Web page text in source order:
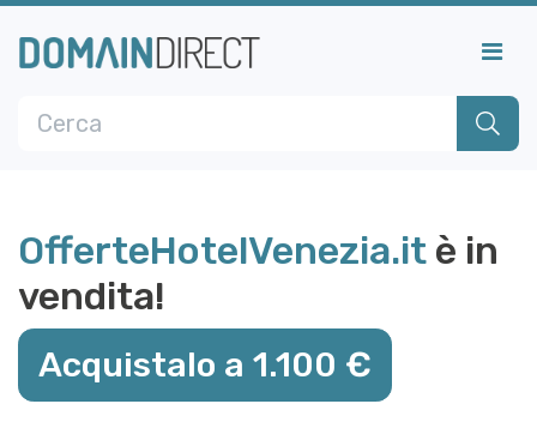
OfferteHotelVenezia.it è in
vendita!
Acquistalo a 1.100 €